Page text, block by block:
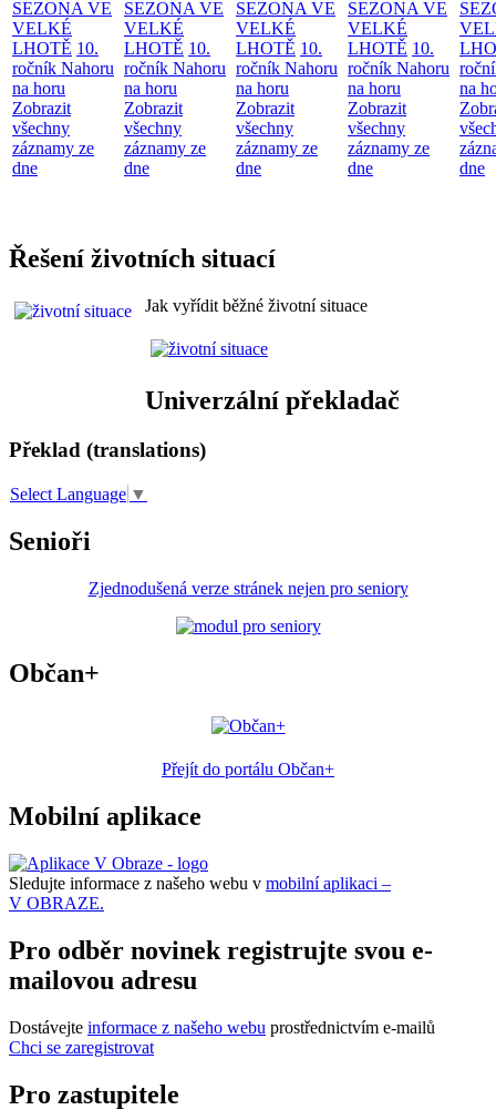
SEZONA VE
VELKÉ
LHOTĚ 10.
ročník Nahoru
na horu
Zobrazit
všechny
záznamy ze
dne
SEZONA VE
VELKÉ
LHOTĚ 10.
ročník Nahoru
na horu
Zobrazit
všechny
záznamy ze
dne
SEZONA VE
VELKÉ
LHOTĚ 10.
ročník Nahoru
na horu
Zobrazit
všechny
záznamy ze
dne
SEZONA VE
VELKÉ
LHOTĚ 10.
ročník Nahoru
na horu
Zobrazit
všechny
záznamy ze
dne
na
dne
Řešení životních situací
Jak vyřídit běžné životní situace
Univerzální překladač
Překlad (translations)
Select Language ▼
Senioři
Zjednodušená verze stránek nejen pro seniory
Občan+
Přejít do portálu Občan+
Mobilní aplikace
Sledujte informace z našeho webu v mobilní aplikaci –
V OBRAZE.
Pro odběr novinek registrujte svou e-
mailovou adresu
Dostávejte informace z našeho webu prostřednictvím e-mailů
Chci se zaregistrovat
Pro zastupitele